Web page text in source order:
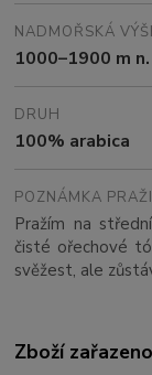
NADMOŘSKÁ
1000–1900 m
DRUH
100% arabica
POZNÁMKA
Pražím na
čisté ořechové
svěžest, ale
Zboží